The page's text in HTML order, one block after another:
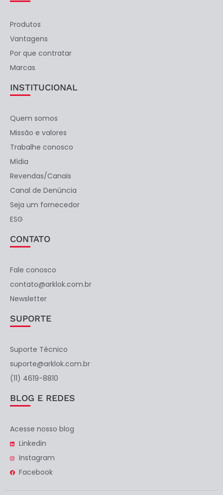
Produtos
Vantagens
Por que contratar
Marcas
INSTITUCIONAL
Quem somos
Missão e valores
Trabalhe conosco
Mídia
Revendas/Canais
Canal de Denúncia
Seja um fornecedor
ESG
CONTATO
Fale conosco
contato@arklok.com.br
Newsletter
SUPORTE
Suporte Técnico
suporte@arklok.com.br
(11) 4619-8810
BLOG E REDES
Acesse nosso blog
Linkedin
Instagram
Facebook